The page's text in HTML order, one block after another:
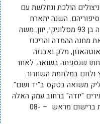
הולכת ונחלשת עם
השנה יתארח
במסגרת הפרויקט משה יעלון, ניצול שואה בן 93 מסלוניקי, יוון. משה
מחנה ההמדה והריכוז
מלק ואבנזה
שנספתה בשואה. לאחר
ולחם במלחמת השחרור.
והדליק משואה בטקס ב"יד ושם".
21:00 במרכז הצעירים "יודה" ברחוב עמק האלה
מול בניין 26. הכניסה חופשית, אך מותנית ברישום מראש – 08-